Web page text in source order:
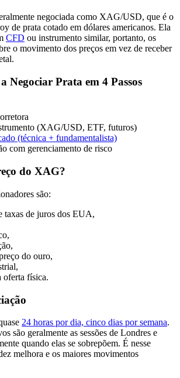
negociada como XAG/USD, que é o
de prata cotado em dólares americanos. Ela
CFD ou instrumento similar, portanto, os
o movimento dos preços em vez de receber
Negociar Prata em 4 Passos
(XAG/USD, ETF, futuros)
(técnica + fundamentalista)
com gerenciamento de risco
do XAG?
são:
taxas de juros dos EUA,
do ouro,
oferta física.
24 horas por dia, cinco dias por semana.
são geralmente as sessões de Londres e
quando elas se sobrepõem. É nesse
melhora e os maiores movimentos